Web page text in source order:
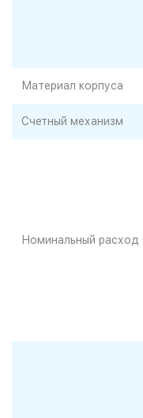
Материал корпуса
Счетный механизм
Номинальный расход